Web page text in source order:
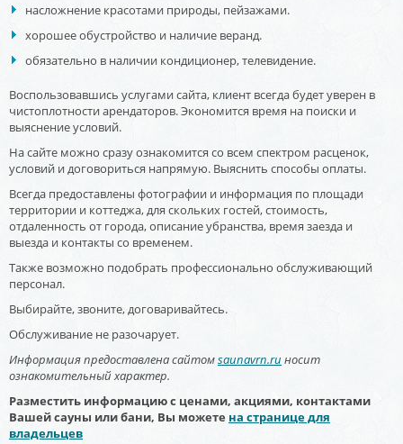
насложнение красотами природы, пейзажами.
хорошее обустройство и наличие веранд.
обязательно в наличии кондиционер, телевидение.
Воспользовавшись услугами сайта, клиент всегда будет уверен в
чистоплотности арендаторов. Экономится время на поиски и
выяснение условий.
На сайте можно сразу ознакомится со всем спектром расценок,
условий и договориться напрямую. Выяснить способы оплаты.
Всегда предоставлены фотографии и информация по площади
территории и коттеджа, для скольких гостей, стоимость,
отдаленность от города, описание убранства, время заезда и
выезда и контакты со временем.
Также возможно подобрать профессионально обслуживающий
персонал.
Выбирайте, звоните, договаривайтесь.
Обслуживание не разочарует.
Информация предоставлена сайтомsaunavrn.ru носит
ознакомительный характер.
Разместить информацию с ценами, акциями, контактами
Вашей сауны или бани, Вы можете на странице для
владельцев